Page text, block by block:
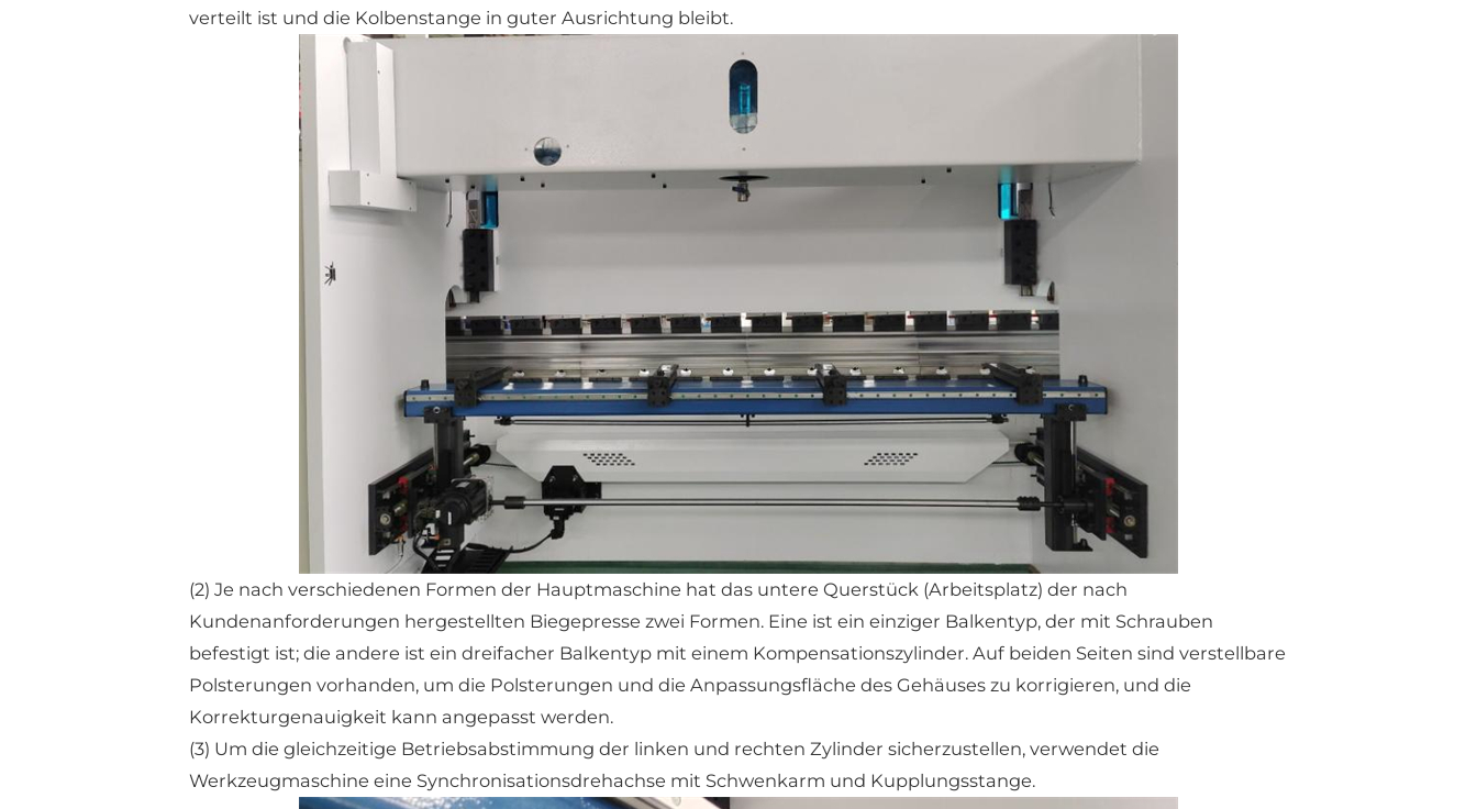
verteilt ist und die Kolbenstange in guter Ausrichtung bleibt.
(2) Je nach verschiedenen Formen der Hauptmaschine hat das untere Querstück (Arbeitsplatz) der nach
Kundenanforderungen hergestellten Biegepresse zwei Formen. Eine ist ein einziger Balkentyp, der mit Schrauben
befestigt ist; die andere ist ein dreifacher Balkentyp mit einem Kompensationszylinder. Auf beiden Seiten sind verstellbare
Polsterungen vorhanden, um die Polsterungen und die Anpassungsfläche des Gehäuses zu korrigieren, und die
Korrekturgenauigkeit kann angepasst werden.
(3) Um die gleichzeitige Betriebsabstimmung der linken und rechten Zylinder sicherzustellen, verwendet die
Werkzeugmaschine eine Synchronisationsdrehachse mit Schwenkarm und Kupplungsstange.